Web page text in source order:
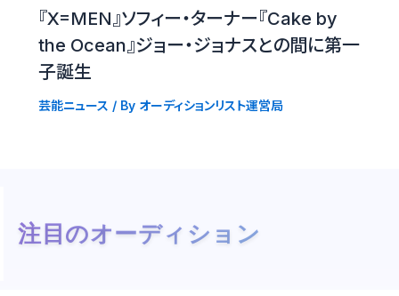
『X=MEN』ソフィー・ターナー『Cake by
the Ocean』ジョー・ジョナスとの間に第一
子誕生
芸能ニュース / By オーディションリスト運営局
注目のオーディション